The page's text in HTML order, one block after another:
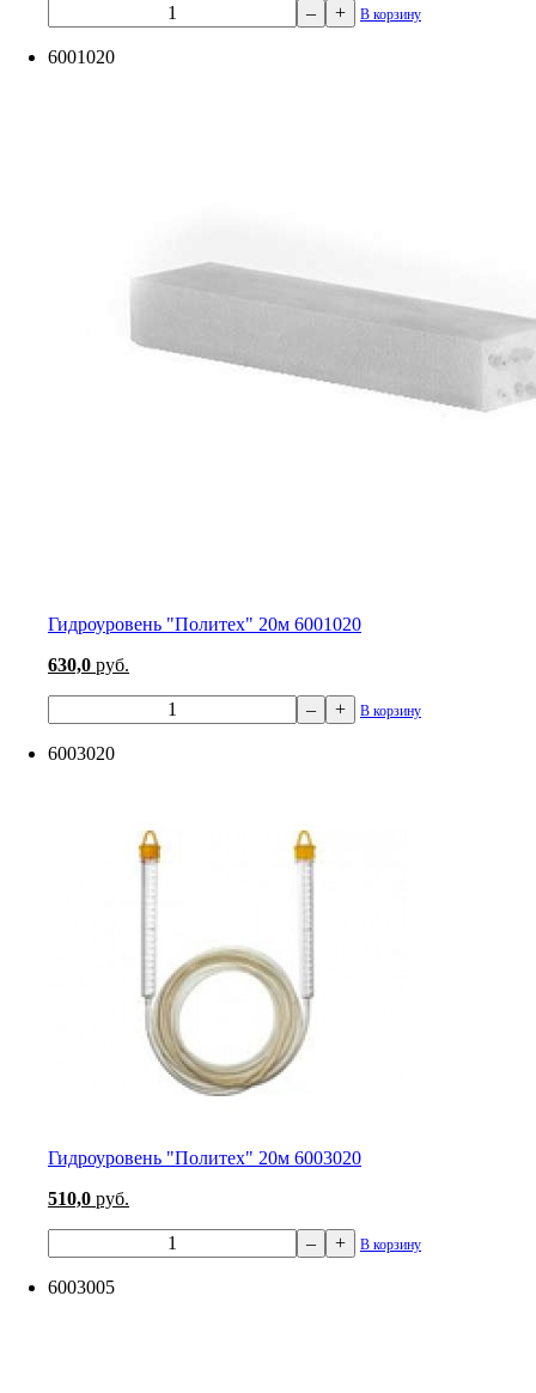
– + В корзину
6001020
Гидроуровень "Политех" 20м 6001020
630,0 руб.
– + В корзину
6003020
Гидроуровень "Политех" 20м 6003020
510,0 руб.
– + В корзину
6003005